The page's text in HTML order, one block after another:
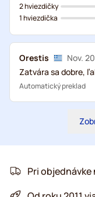
2 hviezdičky
1 hviezdička
Orestis
Nov.
Zatvára sa dobre,
Automatický preklad
Pri